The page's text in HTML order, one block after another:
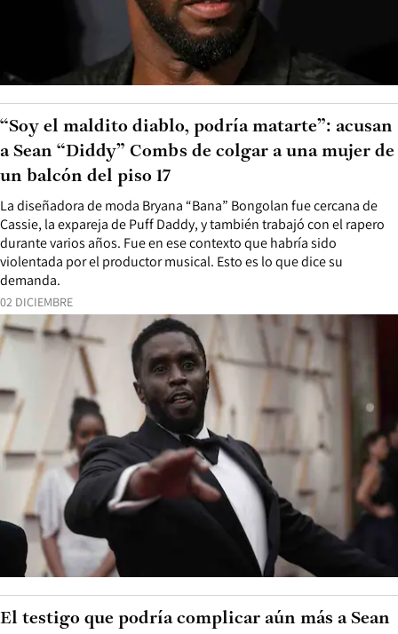
02 DICIEMBRE
La diseñadora de moda Bryana “Bana” Bongolan fue cercana de
Cassie, la expareja de Puff Daddy, y también trabajó con el rapero
durante varios años. Fue en ese contexto que habría sido
violentada por el productor musical. Esto es lo que dice su
demanda.
“Soy el maldito diablo, podría matarte”: acusan
a Sean “Diddy” Combs de colgar a una mujer de
un balcón del piso 17
El testigo que podría complicar aún más a Sean